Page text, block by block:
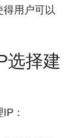
得用户可以
选择建
：